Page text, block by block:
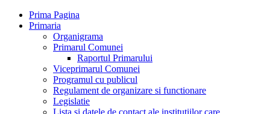
Prima Pagina
Primaria
Organigrama
Primarul Comunei
Raportul Primarului
Viceprimarul Comunei
Programul cu publicul
Regulament de organizare si functionare
Legislatie
Lista si datele de contact ale institutiilor care